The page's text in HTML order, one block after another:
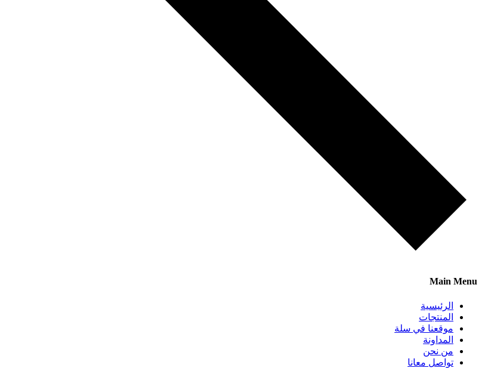
Main Menu
الرئيسية
المنتجات
موقعنا في سلة
المداونة
من نحن
تواصل معانا